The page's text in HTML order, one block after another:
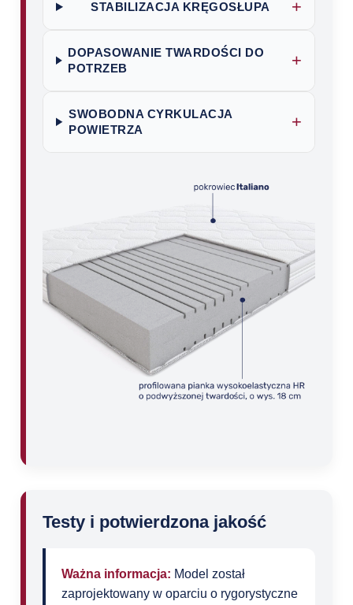
STABILIZACJA KRĘGOSŁUPA +
DOPASOWANIE TWARDOŚCI DO
POTRZEB
+
SWOBODNA CYRKULACJA
POWIETRZA
+
Testy i potwierdzona jakość
Ważna informacja: Model został
zaprojektowany w oparciu o rygorystyczne